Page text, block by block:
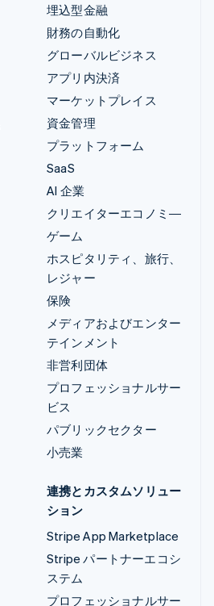
埋込型金融
財務の自動化
グローバルビジネス
アプリ内決済
マーケットプレイス
資金管理
プラットフォーム
SaaS
AI 企業
クリエイターエコノミ―
ゲーム
ホスピタリティ、旅行、
レジャー
保険
メディアおよびエンター
テインメント
非営利団体
プロフェッショナルサー
ビス
パブリックセクター
小売業
連携とカスタムソリュー
ション
Stripe App Marketplace
Stripe パートナーエコシ
ステム
プロフェッショナルサー